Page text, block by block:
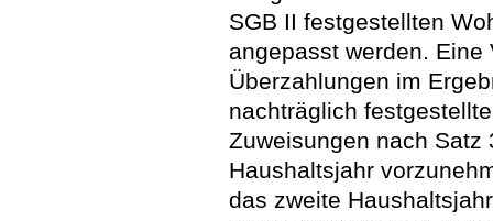
SGB II festgestellten
angepasst werden.
Überzahlungen im
nachträglich
Zuweisungen nach
Haushaltsjahr
das zweite